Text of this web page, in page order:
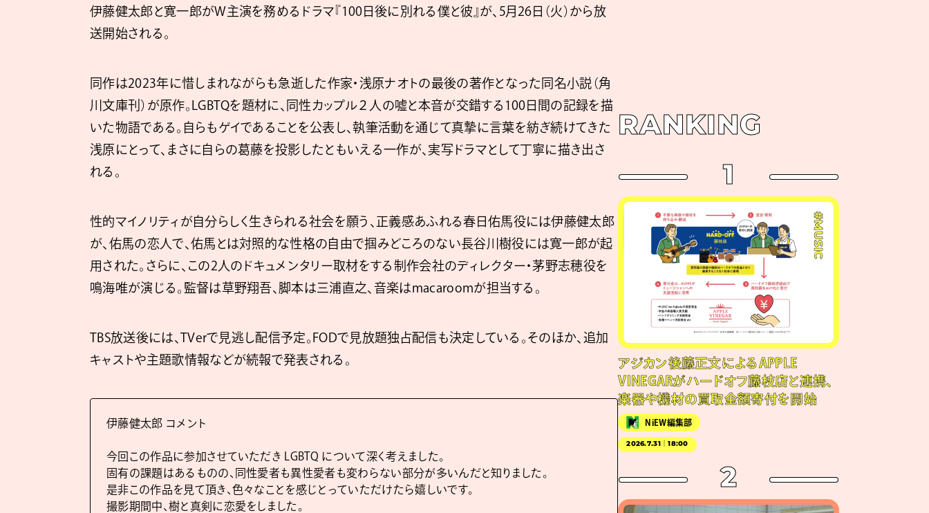
伊藤健太郎と寛一郎がW主演を務めるドラマ『100日後に別れる僕と彼』が、5月26日（火）から放
送開始される。
同作は2023年に惜しまれながらも急逝した作家・浅原ナオトの最後の著作となった同名小説（角
川文庫刊）が原作。LGBTQを題材に、同性カップル２人の嘘と本音が交錯する100日間の記録を描
いた物語である。自らもゲイであることを公表し、執筆活動を通じて真摯に言葉を紡ぎ続けてきた
浅原にとって、まさに自らの葛藤を投影したともいえる一作が、実写ドラマとして丁寧に描き出さ
れる。
性的マイノリティが自分らしく生きられる社会を願う、正義感あふれる春日佑馬役には伊藤健太郎
が、佑馬の恋人で、佑馬とは対照的な性格の自由で掴みどころのない長谷川樹役には寛一郎が起
用された。さらに、この2人のドキュメンタリー取材をする制作会社のディレクター・茅野志穂役を
鳴海唯が演じる。監督は草野翔吾、脚本は三浦直之、音楽はmacaroomが担当する。
TBS放送後には、TVerで見逃し配信予定。FODで見放題独占配信も決定している。そのほか、追加
キャストや主題歌情報などが続報で発表される。
伊藤健太郎 コメント
今回この作品に参加させていただき LGBTQ について深く考えました。
固有の課題はあるものの、同性愛者も異性愛者も変わらない部分が多いんだと知りました。
是⾮この作品を⾒て頂き、⾊々なことを感じとっていただけたら嬉しいです。
撮影期間中、樹と真剣に恋愛をしました。
RANKING
1
#MUSIC
アジカン後藤正文によるAPPLE
VINEGARがハードオフ藤枝店と連携、
楽器や機材の買取金額寄付を開始
NiEW編集部
2026.7.31｜18:00
2